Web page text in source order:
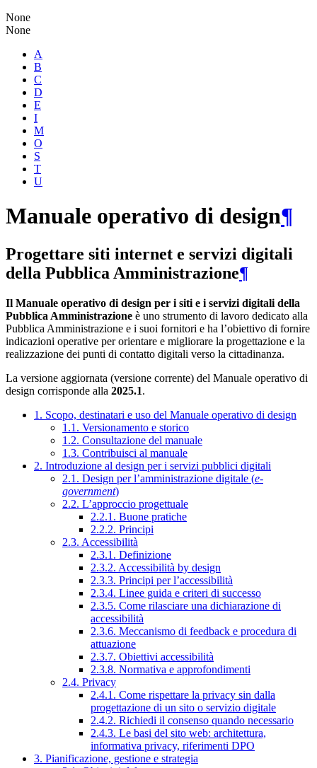
None
None
A
B
C
D
E
I
M
O
S
T
U
Manuale operativo di design¶
Progettare siti internet e servizi digitali
della Pubblica Amministrazione¶
Il Manuale operativo di design per i siti e i servizi digitali della
Pubblica Amministrazione è uno strumento di lavoro dedicato alla
Pubblica Amministrazione e i suoi fornitori e ha l’obiettivo di fornire
indicazioni operative per orientare e migliorare la progettazione e la
realizzazione dei punti di contatto digitali verso la cittadinanza.
La versione aggiornata (versione corrente) del Manuale operativo di
design corrisponde alla 2025.1.
1. Scopo, destinatari e uso del Manuale operativo di design
1.1. Versionamento e storico
1.2. Consultazione del manuale
1.3. Contribuisci al manuale
2. Introduzione al design per i servizi pubblici digitali
2.1. Design per l’amministrazione digitale (e-
government)
2.2. L’approccio progettuale
2.2.1. Buone pratiche
2.2.2. Principi
2.3. Accessibilità
2.3.1. Definizione
2.3.2. Accessibilità by design
2.3.3. Principi per l’accessibilità
2.3.4. Linee guida e criteri di successo
2.3.5. Come rilasciare una dichiarazione di
accessibilità
2.3.6. Meccanismo di feedback e procedura di
attuazione
2.3.7. Obiettivi accessibilità
2.3.8. Normativa e approfondimenti
2.4. Privacy
2.4.1. Come rispettare la privacy sin dalla
progettazione di un sito o servizio digitale
2.4.2. Richiedi il consenso quando necessario
2.4.3. Le basi del sito web: architettura,
informativa privacy, riferimenti DPO
3. Pianificazione, gestione e strategia